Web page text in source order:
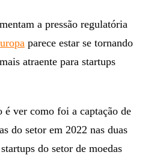
a pressão regulatória
parece estar se tornando
atraente para startups
é ver como foi a captação de
do setor em 2022 nas duas
do setor de moedas